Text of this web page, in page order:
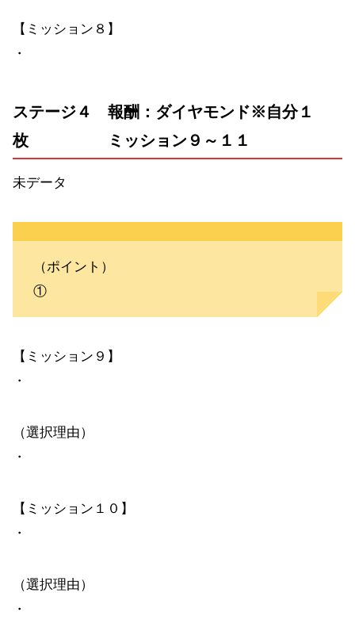
【ミッション８】
・
ステージ４ 報酬：ダイヤモンド※自分１
枚 ミッション９～１１
未データ
（ポイント）
①
【ミッション９】
・
（選択理由）
・
【ミッション１０】
・
（選択理由）
・